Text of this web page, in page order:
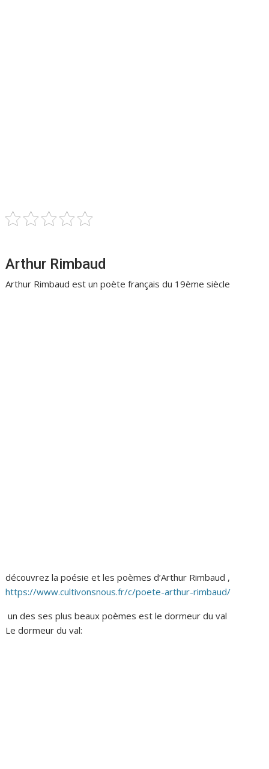
Arthur Rimbaud
Arthur Rimbaud est un poète français du 19ème siècle
découvrez la poésie et les poèmes d’Arthur Rimbaud ,
https://www.cultivonsnous.fr/c/poete-arthur-rimbaud/
un des ses plus beaux poèmes est le dormeur du val
Le dormeur du val: